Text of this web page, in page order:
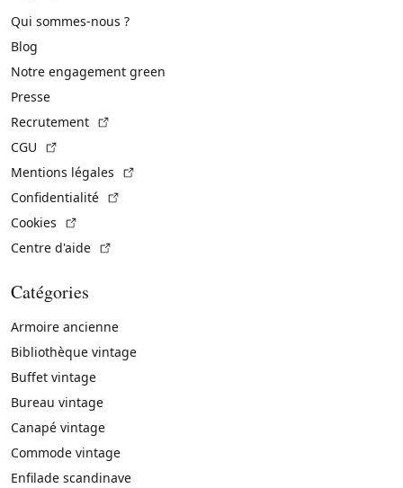
Qui sommes-nous ?
Blog
Notre engagement green
Presse
Recrutement
CGU
Mentions légales
Confidentialité
Cookies
Centre d'aide
Catégories
Armoire ancienne
Bibliothèque vintage
Buffet vintage
Bureau vintage
Canapé vintage
Commode vintage
Enfilade scandinave